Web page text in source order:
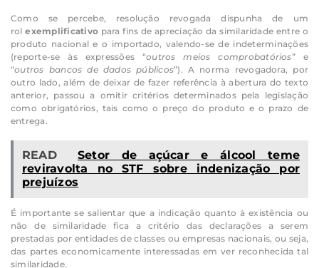
Como se percebe, resolução revogada dispunha de um
rolexemplificativo para fins de apreciação da similaridade entre o
produto nacional e o importado, valendo-se de indeterminações
(reporte-se às expressões “outros meios comprobatórios” e
“outros bancos de dados públicos”). A norma revogadora, por
outro lado, além de deixar de fazer referência à abertura do texto
anterior, passou a omitir critérios determinados pela legislação
como obrigatórios, tais como o preço do produto e o prazo de
entrega.
READ
Setor de açúcar e álcool teme
reviravolta no STF sobre indenização por
prejuízos
É importante se salientar que a indicação quanto à existência ou
não de similaridade fica a critério das declarações a serem
prestadas por entidades de classes ou empresas nacionais, ou seja,
das partes economicamente interessadas em ver reconhecida tal
similaridade.